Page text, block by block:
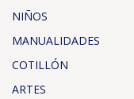
NIÑOS
MANUALIDADES
COTILLÓN
ARTES